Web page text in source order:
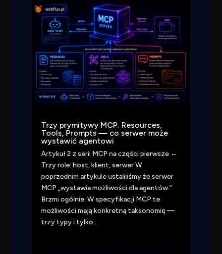
Trzy prymitywy MCP: Resources,
Tools, Prompts — co serwer może
wystawić agentowi
Artykuł 2 z serii MCP na części pierwsze ←
Trzy role: host, klient, serwer W
poprzednim artykule ustaliliśmy że serwer
MCP „wystawia możliwości dla agentów.”
Brzmi ogólnie. W specyfikacji MCP te
możliwości mają konkretną taksonomię —
trzy typy i tylko…